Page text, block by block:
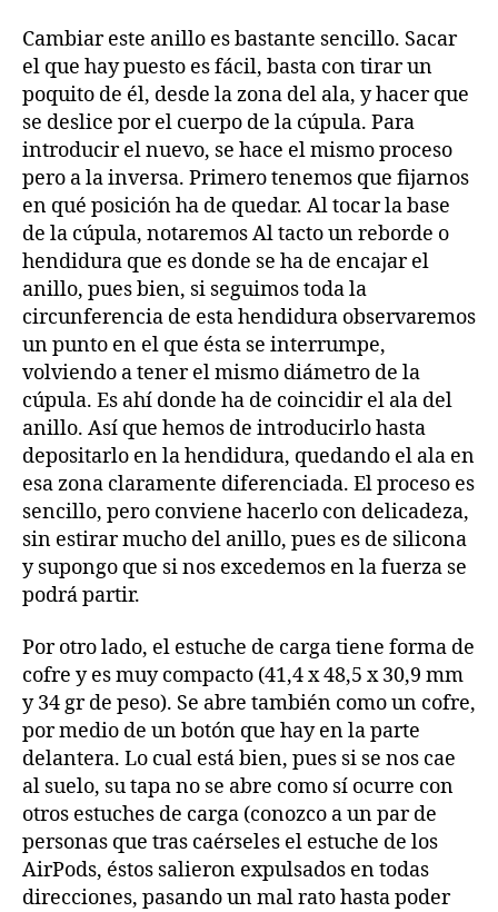
Cambiar este anillo es bastante sencillo. Sacar
el que hay puesto es fácil, basta con tirar un
poquito de él, desde la zona del ala, y hacer que
se deslice por el cuerpo de la cúpula. Para
introducir el nuevo, se hace el mismo proceso
pero a la inversa. Primero tenemos que fijarnos
en qué posición ha de quedar. Al tocar la base
de la cúpula, notaremos Al tacto un reborde o
hendidura que es donde se ha de encajar el
anillo, pues bien, si seguimos toda la
circunferencia de esta hendidura observaremos
un punto en el que ésta se interrumpe,
volviendo a tener el mismo diámetro de la
cúpula. Es ahí donde ha de coincidir el ala del
anillo. Así que hemos de introducirlo hasta
depositarlo en la hendidura, quedando el ala en
esa zona claramente diferenciada. El proceso es
sencillo, pero conviene hacerlo con delicadeza,
sin estirar mucho del anillo, pues es de silicona
y supongo que si nos excedemos en la fuerza se
podrá partir.
Por otro lado, el estuche de carga tiene forma de
cofre y es muy compacto (41,4 x 48,5 x 30,9 mm
y 34 gr de peso). Se abre también como un cofre,
por medio de un botón que hay en la parte
delantera. Lo cual está bien, pues si se nos cae
al suelo, su tapa no se abre como sí ocurre con
otros estuches de carga (conozco a un par de
personas que tras caérseles el estuche de los
AirPods, éstos salieron expulsados en todas
direcciones, pasando un mal rato hasta poder